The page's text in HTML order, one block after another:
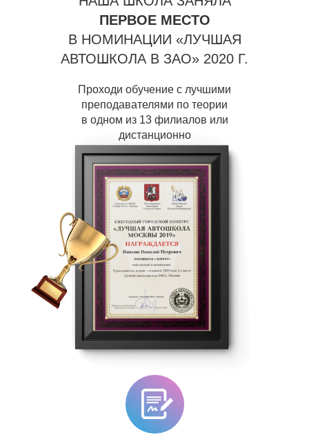
Проходи обучение с лучшими
преподавателями по теории
в одном из 13 филиалов или
дистанционно
ПЕРВОЕ МЕСТО
В НОМИНАЦИИ «ЛУЧШАЯ
АВТОШКОЛА В ЗАО» 2020 Г.